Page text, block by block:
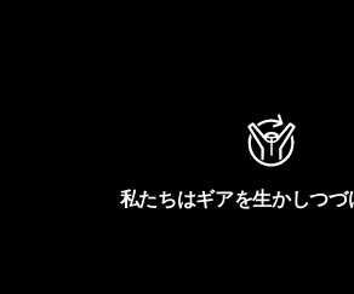
私たちはギアを生かしつづ